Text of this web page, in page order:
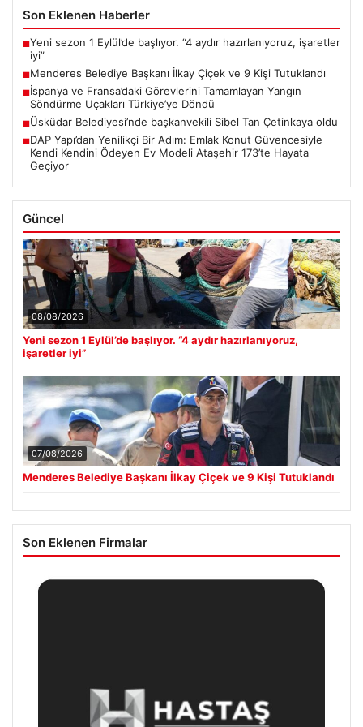
Son Eklenen Haberler
■Yeni sezon 1 Eylül’de başlıyor. “4 aydır hazırlanıyoruz, işaretler
iyi”
■Menderes Belediye Başkanı İlkay Çiçek ve 9 Kişi Tutuklandı
■İspanya ve Fransa’daki Görevlerini Tamamlayan Yangın
Söndürme Uçakları Türkiye’ye Döndü
■Üsküdar Belediyesi’nde başkanvekili Sibel Tan Çetinkaya oldu
■DAP Yapı’dan Yenilikçi Bir Adım: Emlak Konut Güvencesiyle
Kendi Kendini Ödeyen Ev Modeli Ataşehir 173’te Hayata
Geçiyor
Güncel
08/08/2026
Yeni sezon 1 Eylül’de başlıyor. “4 aydır hazırlanıyoruz,
işaretler iyi”
07/08/2026
Menderes Belediye Başkanı İlkay Çiçek ve 9 Kişi Tutuklandı
Son Eklenen Firmalar